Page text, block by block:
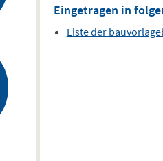
Eingetragen in
Liste der